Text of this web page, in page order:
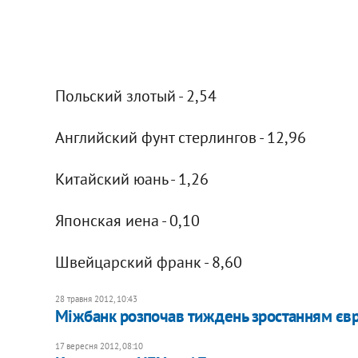
Польский злотый - 2,54
Английский фунт стерлингов - 12,96
Китайский юань - 1,26
Японская иена - 0,10
Швейцарский франк - 8,60
28 травня 2012, 10:43
Міжбанк розпочав тиждень зростанням
17 вересня 2012, 08:10